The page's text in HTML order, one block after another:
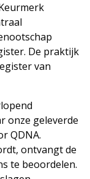
De praktijk
van
onze geleverde
QDNA.
ontvangt de
te beoordelen.